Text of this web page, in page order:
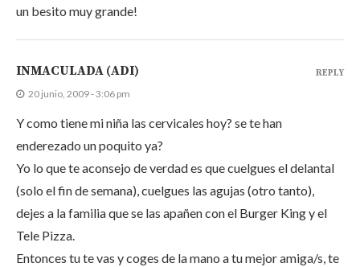
un besito muy grande!
INMACULADA (ADI)
20 junio, 2009 - 3:06 pm
Y como tiene mi niña las cervicales hoy? se te han
enderezado un poquito ya?
Yo lo que te aconsejo de verdad es que cuelgues el delantal
(solo el fin de semana), cuelgues las agujas (otro tanto),
dejes a la familia que se las apañen con el Burger King y el
Tele Pizza.
Entonces tu te vas y coges de la mano a tu mejor amiga/s, te
REPLY